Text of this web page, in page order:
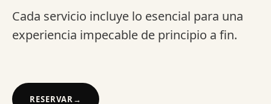
Cada servicio incluye lo esencial para una
experiencia impecable de principio a fin.
RESERVAR →